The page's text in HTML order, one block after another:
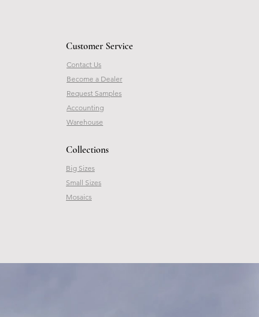
Customer Service
Contact Us
Become a Dealer
Request Samples
Accounting
Warehouse
Collections
Big Sizes
Small Sizes
Mosaics